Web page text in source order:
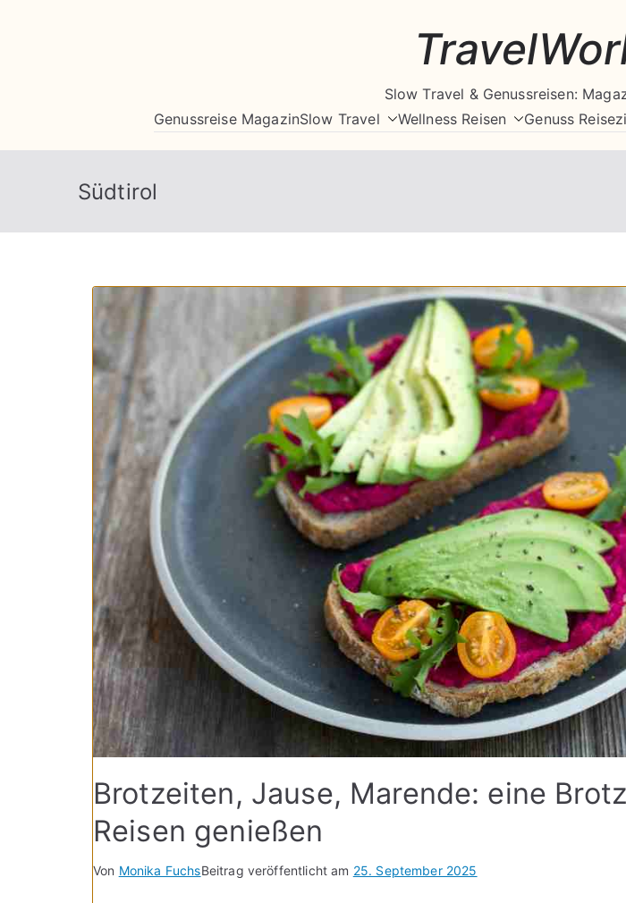
Slow Travel & Genussreisen:
Genussreise MagazinSlow Travel Wellness Reisen Genuss
Südtirol
Brotzeiten, Jause, Marende: eine
Reisen genießen
Von Monika FuchsBeitrag veröffentlicht am 25. September 2025